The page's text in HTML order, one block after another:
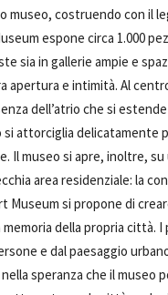
museo, costruendo con il
espone circa 1.000
sia in gallerie ampie e
apertura e intimità. Al
dell’atrio che si
attorciglia delicatamente
Il museo si apre, inoltre,
area residenziale: la
Museum si propone di
memoria della propria
e dal paesaggio
speranza che il